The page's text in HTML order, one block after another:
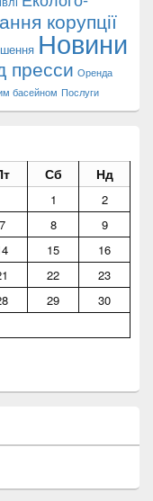
корупції
Новини
пресси Оренда
басейном Послуги
Сб Нд
1
2
7 8
9
15
16
22
23
29
30